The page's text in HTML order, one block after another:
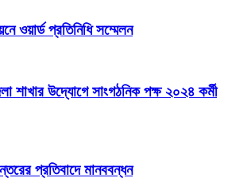
ওয়ার্ড প্রতিনিধি সম্মেলন
শাখার উদ্যোগে সাংগঠনিক পক্ষ ২০২৪ কর্মী
প্রতিবাদে মানববন্ধন